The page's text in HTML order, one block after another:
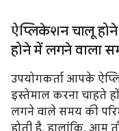
ऐप्लिकेशन चालू
होने में लगने वाला
उपयोगकर्ता आपके
इस्तेमाल करना चाहते
लगने वाले समय की